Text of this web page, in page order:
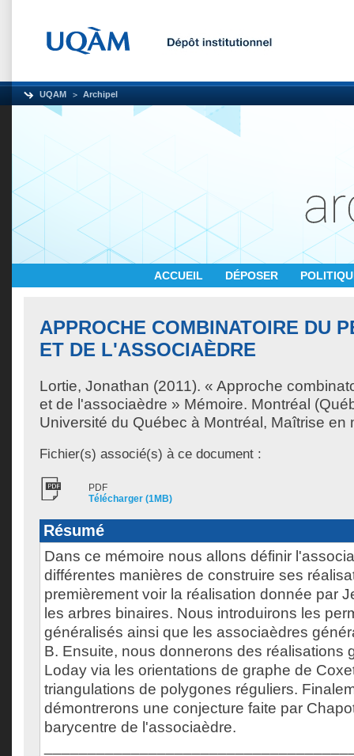
UQAM Archipel
ACCUEIL DÉPOSER
APPROCHE COMBINATOIRE DU
ET DE L'ASSOCIAÈDRE
Lortie, Jonathan (2011). « Approche
et de l'associaèdre » Mémoire. Montréal
Université du Québec à Montréal, Maîtrise en
Fichier(s) associé(s) à ce document :
PDF
Télécharger (1MB)
Résumé
Dans ce mémoire nous allons définir
différentes manières de construire ses
premièrement voir la réalisation donnée par
les arbres binaires. Nous introduirons les
généralisés ainsi que les associaèdres
B. Ensuite, nous donnerons des réalisations
Loday via les orientations de graphe de
triangulations de polygones réguliers.
démontrerons une conjecture faite par
barycentre de l'associaèdre.